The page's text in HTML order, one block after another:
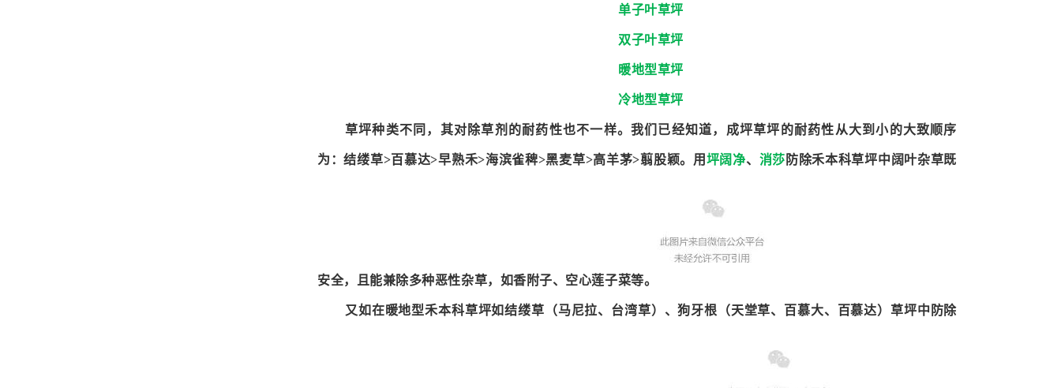
单子叶草坪
双子叶草坪
暖地型草坪
冷地型草坪
草坪种类不同，其对除草剂的耐药性也不一样。我们已经知道，成坪草坪的耐药性从大到小的大致顺序
为：结缕草>百慕达>早熟禾>海滨雀稗>黑麦草>高羊茅>翦股颖。用 坪阔净、 消莎 防除禾本科草坪中阔叶杂草既
安全，且能兼除多种恶性杂草，如香附子、空心莲子菜等。
又如在暖地型禾本科草坪如结缕草（马尼拉、台湾草）、狗牙根（天堂草、百慕大、百慕达）草坪中防除